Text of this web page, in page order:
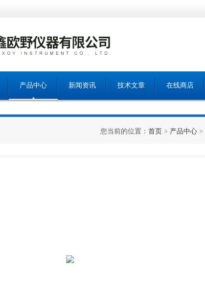
产品中心 新闻资讯 技术文章 在线商店
您当前的位置： 首页 > 产品中心 >